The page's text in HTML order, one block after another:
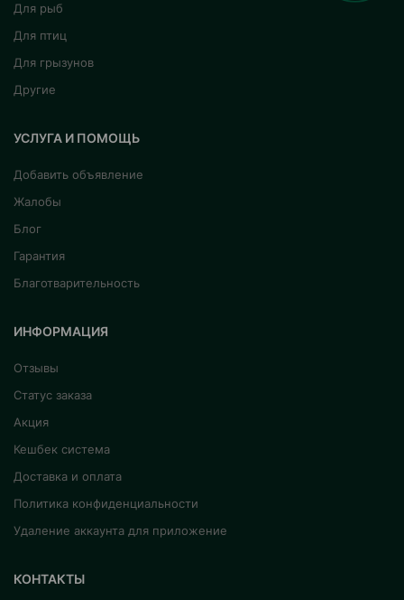
Для рыб
Для птиц
Для грызунов
Другие
УСЛУГА И ПОМОЩЬ
Добавить объявление
Жалобы
Блог
Гарантия
Благотварительность
ИНФОРМАЦИЯ
Отзывы
Статус заказа
Акция
Кешбек система
Доставка и оплата
Политика конфиденциальности
Удаление аккаунта для приложение
КОНТАКТЫ